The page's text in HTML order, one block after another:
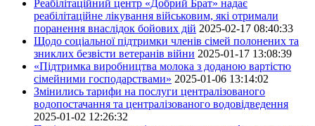
Реабілітаційний центр «Добрий Брат» надає
реабілітаційне лікування військовим, які отримали
поранення внаслідок бойових дій 2025-02-17 08:40:33
Щодо соціальної підтримки членів сімей полонених та
зниклих безвісти ветеранів війни 2025-01-17 13:08:39
«Підтримка виробництва молока з доданою вартістю
сімейними господарствами» 2025-01-06 13:14:02
Змінились тарифи на послуги централізованого
водопостачання та централізованого водовідведення
2025-01-02 12:26:32